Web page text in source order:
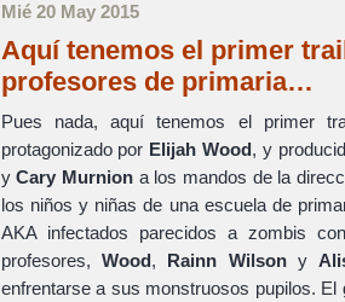
Mié 20 May 2015
Aquí tenemos el primer
profesores de primaria…
Pues nada, aquí tenemos el primer
protagonizado por Elijah Wood, y
yCary Murniona los mandos de la
los niños y niñas de una escuela de
AKA infectados parecidos a zombis
profesores, Wood, Rainn Wilsony
enfrentarse a sus monstruosos pupilos.